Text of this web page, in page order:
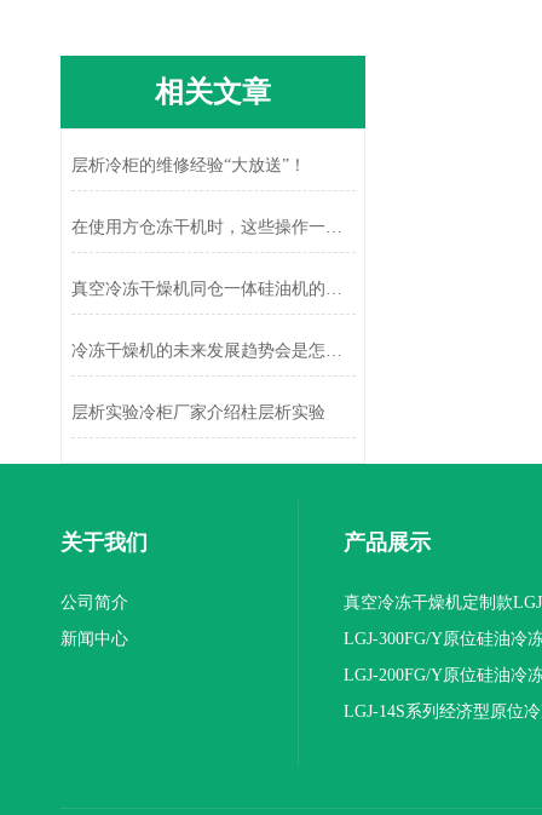
相关文章
层析冷柜的维修经验“大放送”！
在使用方仓冻干机时，这些操作一定不能做！
真空冷冻干燥机同仓一体硅油机的干燥技术
冷冻干燥机的未来发展趋势会是怎么样的呢？
层析实验冷柜厂家介绍柱层析实验
关于我们
公司简介
新闻中心
产品展示
真空冷冻干燥机定制款
16NS/C标准版
LGJ-300FG/Y原位硅油冷
机(压盖型)
LGJ-200FG/Y原位硅油冷
机(压盖型)
LGJ-14S系列经济型原位